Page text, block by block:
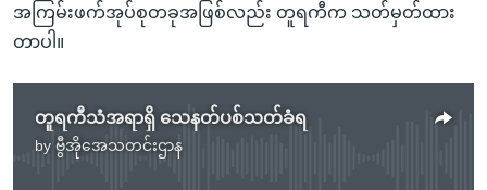
အကြမ်းဖက်အုပ်စုတခုအဖြစ်လည်း တူရကီက သတ်မှတ်ထား
တာပါ။
တူရကီသံအရာရှိ သေနတ်ပစ်သတ်ခံရ
by ဗွီအိုအေသတင်းဌာန
No media source currently available